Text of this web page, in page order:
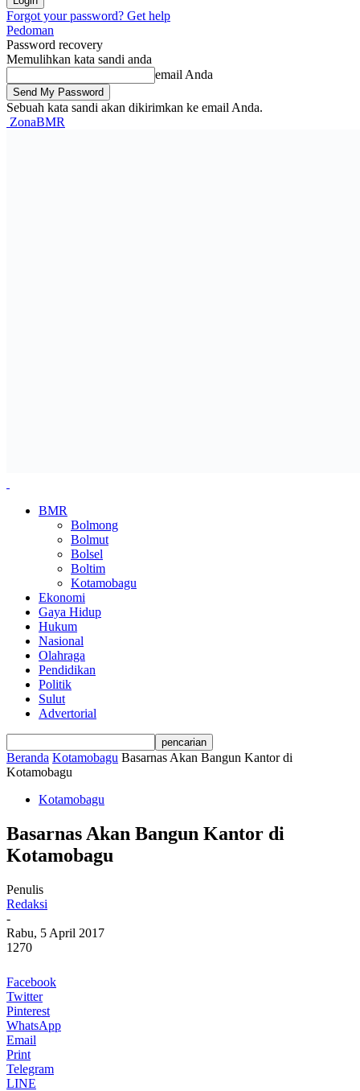
Forgot your password? Get help
Pedoman
Password recovery
Memulihkan kata sandi anda
email Anda
Sebuah kata sandi akan dikirimkan ke email Anda.
ZonaBMR
BMR
Bolmong
Bolmut
Bolsel
Boltim
Kotamobagu
Ekonomi
Gaya Hidup
Hukum
Nasional
Olahraga
Pendidikan
Politik
Sulut
Advertorial
Beranda Kotamobagu Basarnas Akan Bangun Kantor di
Kotamobagu
Kotamobagu
Basarnas Akan Bangun Kantor di
Kotamobagu
Penulis
Redaksi
-
Rabu, 5 April 2017
1270
Facebook
Twitter
Pinterest
WhatsApp
Email
Print
Telegram
LINE